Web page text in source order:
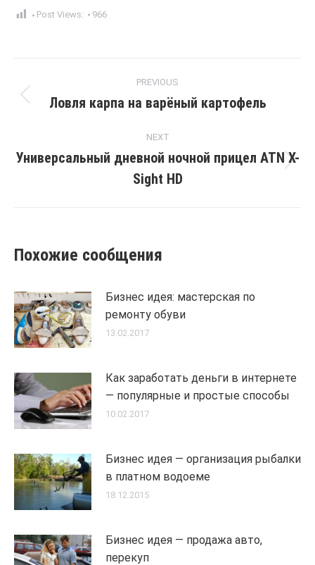
Post Views: 966
navigation
PREVIOUS
Previous
Ловля карпа на варёный картофель
NEXT
post:
Универсальный дневной ночной прицел ATN X-
Sight HD
Похожие сообщения
Бизнес идея: мастерская по
ремонту обуви
13.02.2017
Как заработать деньги в интернете
— популярные и простые способы
10.02.2017
Бизнес идея — организация рыбалки
в платном водоеме
18.12.2015
Бизнес идея — продажа авто,
перекуп